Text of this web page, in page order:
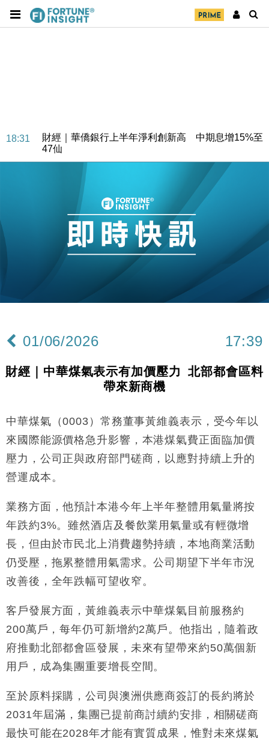
18:31
財經｜華僑銀行上半年淨利創新高 中期息增15%至
47仙
財經｜滙豐上調香港今年GDP預測至4.5% 看好貿易
及消費表現
本地｜假冒內地執法人員要求交「保證金」 43歲女子
損失近6900萬元
財經｜日經失守6.5萬點後回穩 全周仍升近2%
15:47
財經｜恒隆10月換帥 玩具「反」斗城亞洲CEO蔡德
財經｜韓股反覆波動收跌 連挫7周創逾3年最長跌勢
12:44
財經｜日本春季三度入市撐日圓 4月單日斥6.28萬億
11:12
國際｜特朗普料美伊戰事快結束 承認部分彈藥庫存緊
司
18:31
財經｜華僑銀行上半年淨利創新高 中期息增15%至
及消費表現
16:47
損失近6900萬元
16:05
財經｜日經失守6.5萬點後回穩 全周仍升近2%
15:47
財經｜恒隆10月換帥 玩具「反」斗城亞洲CEO蔡德
粦接任
15:11
財經｜韓股反覆波動收跌 連挫7周創逾3年最長跌勢
13:44
財經｜內地7月美元計價出口增近24%勝預期 貿易順
差達1125億美元
12:44
財經｜日本春季三度入市撐日圓 4月單日斥6.28萬億
日圓干預創新高
張
15:59
財經｜SA售股自救後再出手 斥4億美元押注未上市公
司
01/06/2026 17:39
財經｜中華煤氣表示有加價壓力 北部都會區料
帶來新商機
中華煤氣（0003）常務董事黃維義表示，受今年以
來國際能源價格急升影響，本港煤氣費正面臨加價
壓力，公司正與政府部門磋商，以應對持續上升的
營運成本。
業務方面，他預計本港今年上半年整體用氣量將按
年跌約3%。雖然酒店及餐飲業用氣量或有輕微增
長，但由於市民北上消費趨勢持續，本地商業活動
仍受壓，拖累整體用氣需求。公司期望下半年市況
改善後，全年跌幅可望收窄。
客戶發展方面，黃維義表示中華煤氣目前服務約
200萬戶，每年仍可新增約2萬戶。他指出，隨着政
府推動北部都會區發展，未來有望帶來約50萬個新
用戶，成為集團重要增長空間。
至於原料採購，公司與澳洲供應商簽訂的長約將於
2031年屆滿，集團已提前商討續約安排，相關磋商
最快可能在2028年才能有實質成果，惟對未來煤氣